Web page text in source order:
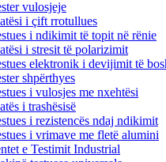
vulosjeje
i çift rrotullues
i ndikimit të topit në rënie
i stresit të polarizimit
elektronik i devijimit të
shpërthyes
i vulosjes me nxehtësi
i trashësisë
i rezistencës ndaj ndikimit
i vrimave me fletë alumini
e Testimit Industrial